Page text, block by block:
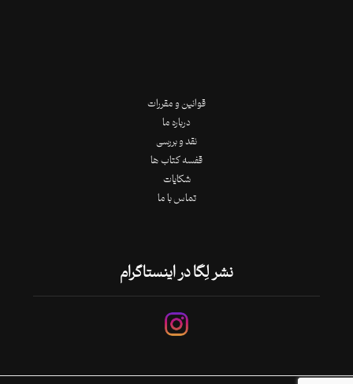
قوانین و مقررات
درباره ما
نقد و بررسی
قفسه کتاب ها
شکایات
تماس با ما
نشر لِگا در اینستاگرام